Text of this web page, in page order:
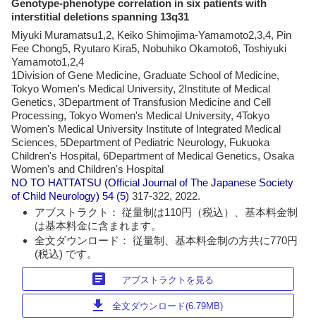
Genotype-phenotype correlation in six patients with
interstitial deletions spanning 13q31
Miyuki Muramatsu1,2, Keiko Shimojima-Yamamoto2,3,4, Pin
Fee Chong5, Ryutaro Kira5, Nobuhiko Okamoto6, Toshiyuki
Yamamoto1,2,4
1Division of Gene Medicine, Graduate School of Medicine,
Tokyo Women's Medical University, 2Institute of Medical
Genetics, 3Department of Transfusion Medicine and Cell
Processing, Tokyo Women's Medical University, 4Tokyo
Women's Medical University Institute of Integrated Medical
Sciences, 5Department of Pediatric Neurology, Fukuoka
Children's Hospital, 6Department of Medical Genetics, Osaka
Women's and Children's Hospital
NO TO HATTATSU (Official Journal of The Japanese Society
of Child Neurology) 54 (5)317-322, 2022.
アブストラクト： 従量制は110円（税込）、基本料金制
は基本料金に含まれます。
全文ダウンロード： 従量制、基本料金制の方共に770円
(税込) です。
article アブストラクトを見る
download 全文ダウンロード(6.79MB)